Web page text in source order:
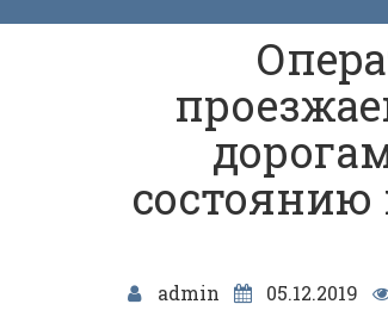
состоянию
admin 05.12.2019